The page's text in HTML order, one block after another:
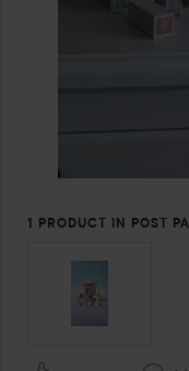
1 PRODUCT IN POST